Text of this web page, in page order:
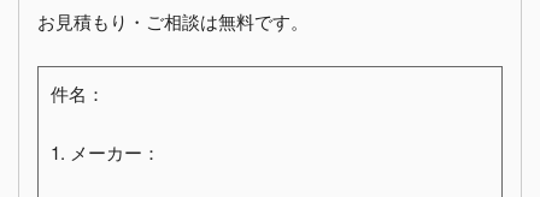
お見積もり・ご相談は無料です。
件名：
1. メーカー：